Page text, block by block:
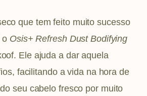
que tem feito muito sucesso
o Osis+ Refresh Dust Bodifying
Ele ajuda a dar aquela
facilitando a vida na hora de
seu cabelo fresco por muito